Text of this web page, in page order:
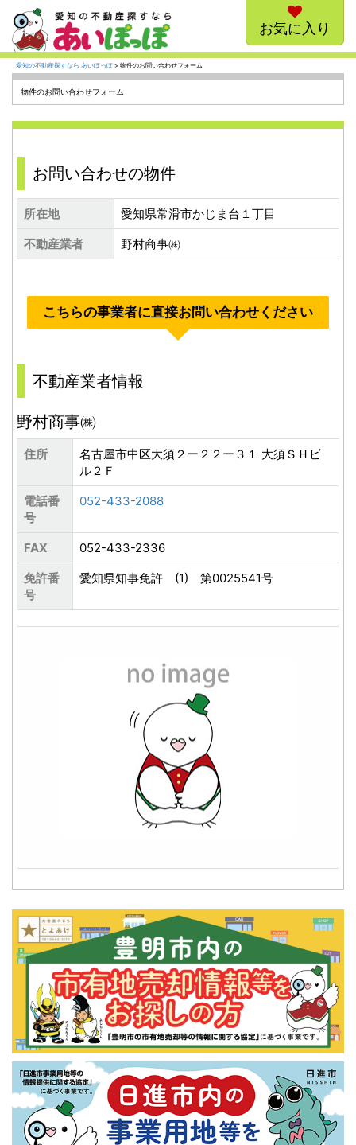
お気に入り
愛知の不動産探すなら あいぽっぽ> 物件のお問い合わせフォーム
物件のお問い合わせフォーム
お問い合わせの物件
所在地
愛知県常滑市かじま台１丁目
不動産業者
野村商事㈱
こちらの事業者に直接お問い合わせください
不動産業者情報
野村商事㈱
住所
名古屋市中区大須２ー２２ー３１ 大須ＳＨビ
ル２Ｆ
電話番
号
052-433-2088
FAX
052-433-2336
免許番
号
愛知県知事免許 (1) 第0025541号